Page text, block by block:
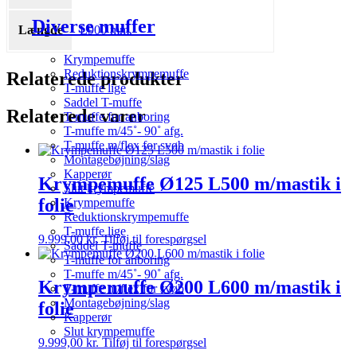
Diverse muffer
Krympemuffe
Reduktionskrympemuffe
T-muffe lige
Saddel T-muffe
T-muffe for anboring
T-muffe m/45˚- 90˚ afg.
T-muffe m/flex for svøb
Montagebøjning/slag
Kapperør
Slut krympemuffe
Krympemuffe
Reduktionskrympemuffe
T-muffe lige
Saddel T-muffe
T-muffe for anboring
T-muffe m/45˚- 90˚ afg.
T-muffe m/flex for svøb
Montagebøjning/slag
Kapperør
Slut krympemuffe
Længde L900 mm.
Relaterede produkter
Relaterede varer
Krympemuffe Ø125 L500 m/mastik i
folie
9.999,00kr. Tilføj til forespørgsel
Krympemuffe Ø200 L600 m/mastik i
folie
9.999,00 kr. Tilføj til forespørgsel